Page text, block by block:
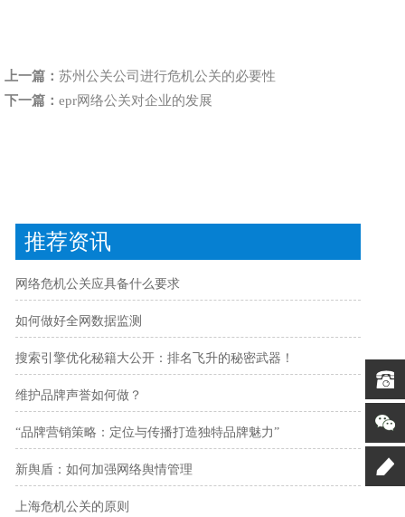
上一篇： 苏州公关公司进行危机公关的必要性
下一篇： epr网络公关对企业的发展
推荐资讯
网络危机公关应具备什么要求
如何做好全网数据监测
搜索引擎优化秘籍大公开：排名飞升的秘密武器！
维护品牌声誉如何做？
“品牌营销策略：定位与传播打造独特品牌魅力”
新舆盾：如何加强网络舆情管理
上海危机公关的原则